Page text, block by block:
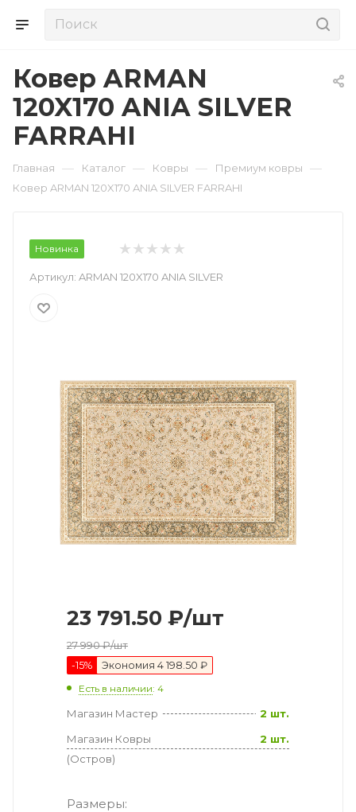
Ковер ARMAN
120X170 ANIA SILVER
FARRAHI
Главная — Каталог — Ковры — Премиум ковры —
Ковер ARMAN 120X170 ANIA SILVER FARRAHI
Новинка
Артикул: ARMAN 120X170 ANIA SILVER
23 791.50 ₽/шт
27 990₽/шт
-15% Экономия 4 198.50 ₽
Есть в наличии: 4
Магазин Мастер
2 шт.
Магазин Ковры
(Остров)
2 шт.
Размеры: